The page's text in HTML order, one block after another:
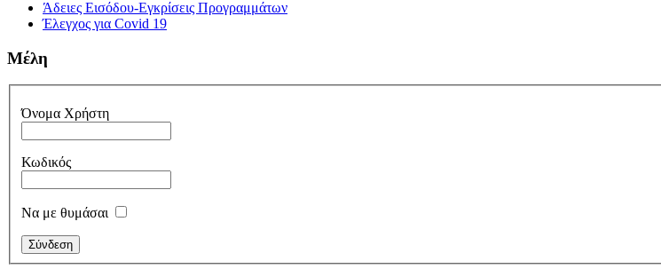
Άδειες Εισόδου-Εγκρίσεις Προγραμμάτων
Έλεγχος για Covid 19
Μέλη
Όνομα Χρήστη
Κωδικός
Να με θυμάσαι